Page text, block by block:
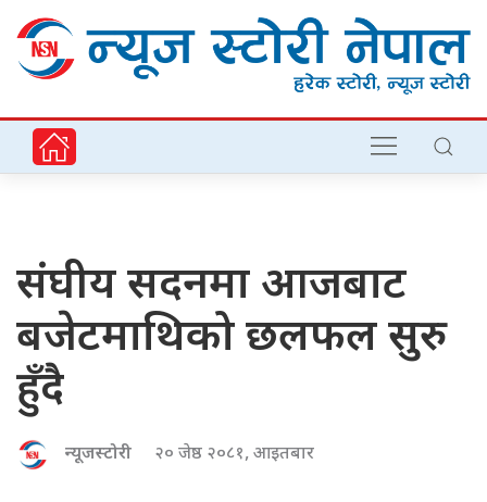
संघीय सदनमा आजबाट
बजेटमाथिको छलफल सुरु
हुँदै
न्यूजस्टोरी २० जेष्ठ २०८१, आइतबार